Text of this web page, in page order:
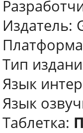
Издатель:
Тип
Язык
Язык
Таблетка: